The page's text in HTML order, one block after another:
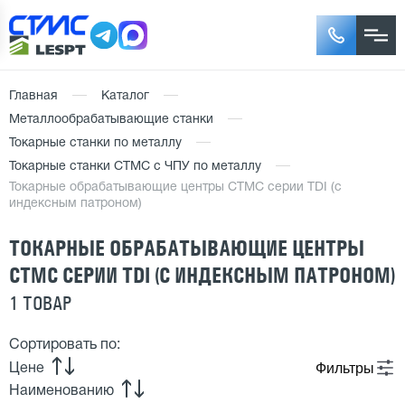
Главная
Каталог
Металлообрабатывающие станки
Токарные станки по металлу
Токарные станки СТМС с ЧПУ по металлу
Токарные обрабатывающие центры СТМС серии TDI (с
индексным патроном)
ТОКАРНЫЕ ОБРАБАТЫВАЮЩИЕ ЦЕНТРЫ
СТМС СЕРИИ TDI (С ИНДЕКСНЫМ ПАТРОНОМ)
1 ТОВАР
Фильтры
Сортировать по:
Цене
Наименованию